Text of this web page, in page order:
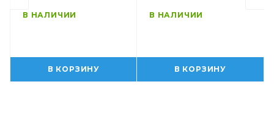
В НАЛИЧИИ
В КОРЗИНУ
В НАЛИЧИИ
В КОРЗИНУ